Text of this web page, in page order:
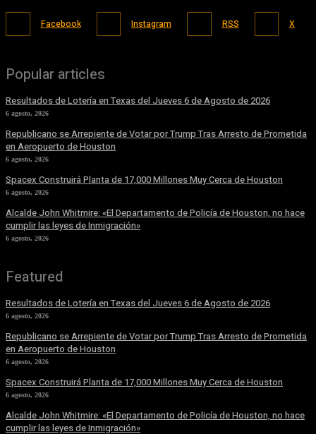
Facebook Instagram RSS X
Popular articles
Resultados de Lotería en Texas del Jueves 6 de Agosto de 2026
6 agosto, 2026
Republicano se Arrepiente de Votar por Trump Tras Arresto de Prometida
en Aeropuerto de Houston
6 agosto, 2026
Spacex Construirá Planta de 17,000 Millones Muy Cerca de Houston
6 agosto, 2026
Alcalde John Whitmire: «El Departamento de Policía de Houston, no hace
cumplir las leyes de Inmigración»
6 agosto, 2026
Featured
Resultados de Lotería en Texas del Jueves 6 de Agosto de 2026
6 agosto, 2026
Republicano se Arrepiente de Votar por Trump Tras Arresto de Prometida
en Aeropuerto de Houston
6 agosto, 2026
Spacex Construirá Planta de 17,000 Millones Muy Cerca de Houston
6 agosto, 2026
Alcalde John Whitmire: «El Departamento de Policía de Houston, no hace
cumplir las leyes de Inmigración»